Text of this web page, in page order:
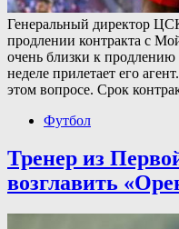
Генеральный директор
продлении контракта с
очень близки к
неделе прилетает его
этом вопросе. Срок
Футбол
Тренер из
возглавить